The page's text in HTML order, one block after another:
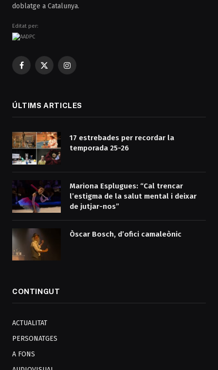
doblatge a Catalunya.
Editat per:
Facebook
X
Instagram
ÚLTIMS ARTICLES
17 estrebades per recordar la
temporada 25-26
Mariona Esplugues: “Cal trencar
l’estigma de la salut mental i deixar
de jutjar-nos”
Òscar Bosch, d’ofici camaleònic
CONTINGUT
ACTUALITAT
PERSONATGES
A FONS